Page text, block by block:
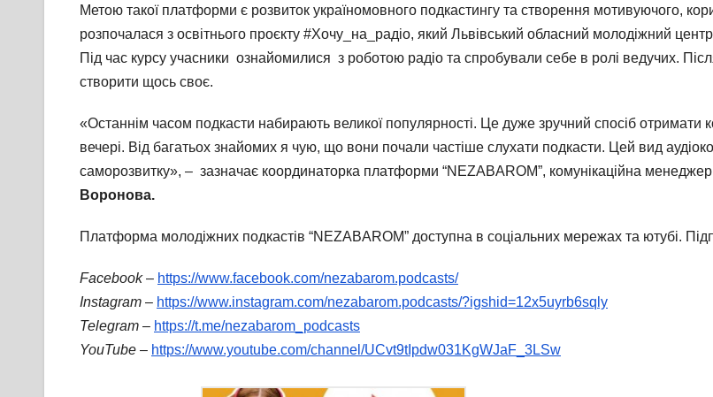
Метою такої платформи є розвиток україномовного подкастингу та створення мотивуючого,
розпочалася з освітнього проєкту #Хочу_на_радіо, який Львівський обласний молодіжний
Під час курсу учасники ознайомилися з роботою радіо та спробували себе в ролі ведучих.
створити щось своє.
«Останнім часом подкасти набирають великої популярності. Це дуже зручний спосіб отримати
вечері. Від багатьох знайомих я чую, що вони почали частіше слухати подкасти. Цей вид
саморозвитку», – зазначає координаторка платформи “NЕZABAROM”, комунікаційна
Воронова.
Платформа молодіжних подкастів “NЕZABAROM” доступна в соціальних мережах та ютубі.
Facebook– https://www.facebook.com/nezabarom.podcasts/
Instagram – https://www.instagram.com/nezabarom.podcasts/?igshid=12x5uyrb6sqly
Telegram – https://t.me/nezabarom_podcasts
YouTube – https://www.youtube.com/channel/UCvt9tIpdw031KgWJaF_3LSw